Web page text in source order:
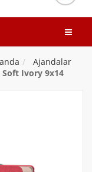
Ajandalar
Soft Ivory 9x14